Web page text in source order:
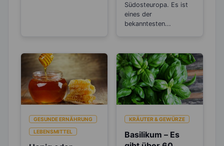
Südosteuropa. Es ist
eines der
bekanntesten...
GESUNDE ERNÄHRUNG
LEBENSMITTEL
KRÄUTER & GEWÜRZE
Basilikum – Es